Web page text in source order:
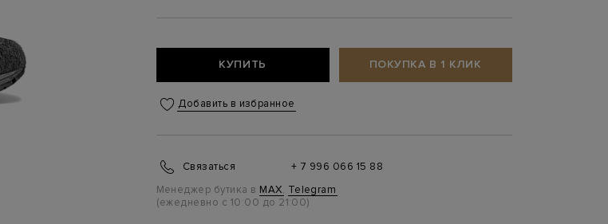
КУПИТЬ ПОКУПКА В 1 КЛИК
Добавить в избранное
Связаться
+ 7 996 066 15 88
Менеджер бутика в MAX, Telegram
(ежедневно с 10:00 до 21:00)